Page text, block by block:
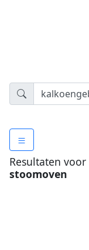
Resultaten voor
stoomoven